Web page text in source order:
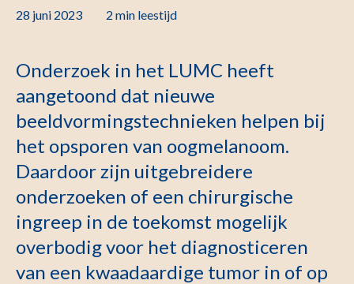
28 juni 2023 2 min leestijd
Onderzoek in het LUMC heeft
aangetoond dat nieuwe
beeldvormingstechnieken helpen bij
het opsporen van oogmelanoom.
Daardoor zijn uitgebreidere
onderzoeken of een chirurgische
ingreep in de toekomst mogelijk
overbodig voor het diagnosticeren
van een kwaadaardige tumor in of op